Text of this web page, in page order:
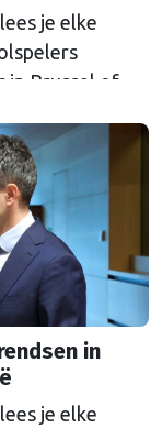
je elke
in Brussel of
in
je elke